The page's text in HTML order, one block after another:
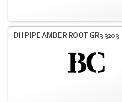
DH PIPE AMBER ROOT GR3 3203